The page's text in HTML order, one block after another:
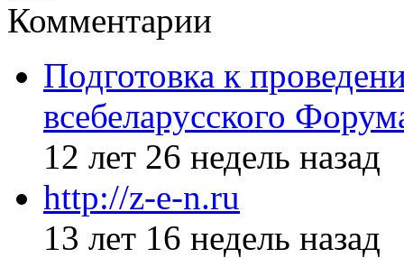
Комментарии
Подготовка к
всебеларусского
12 лет 26 недель назад
http://z-e-n.ru
13 лет 16 недель назад